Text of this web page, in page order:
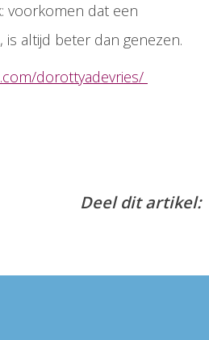
voorkomen dat een
altijd beter dan genezen.
dorottyadevries/
Deel dit artikel: